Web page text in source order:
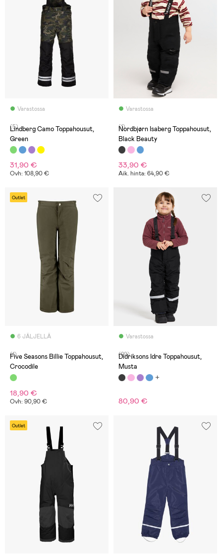
Varastossa
(5)
Lindberg Camo Toppahousut,
Green
31,90 €
Ovh: 108,90 €
Varastossa
(1)
Nordbjørn Isaberg Toppahousut,
Black Beauty
33,90 €
Aik. hinta: 64,90 €
Outlet
6 JÄLJELLÄ
(1)
Five Seasons Billie Toppahousut,
Crocodile
18,90 €
Ovh: 90,90 €
Varastossa
(29)
Didriksons Idre Toppahousut,
Musta
80,90 €
Outlet